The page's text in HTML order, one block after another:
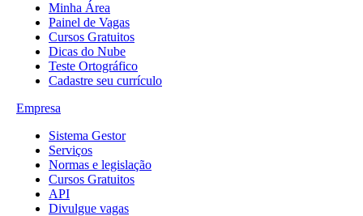
Minha Área
Painel de Vagas
Cursos Gratuitos
Dicas do Nube
Teste Ortográfico
Cadastre seu currículo
Empresa
Sistema Gestor
Serviços
Normas e legislação
Cursos Gratuitos
API
Divulgue vagas